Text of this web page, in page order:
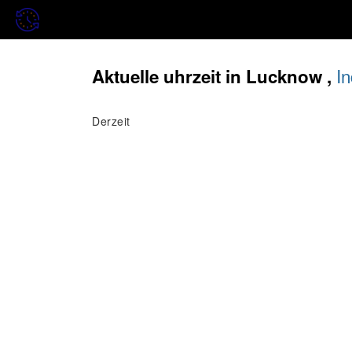
Aktuelle uhrzeit in Lucknow ,
Derzeit